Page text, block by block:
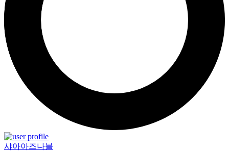
샤아아즈나블